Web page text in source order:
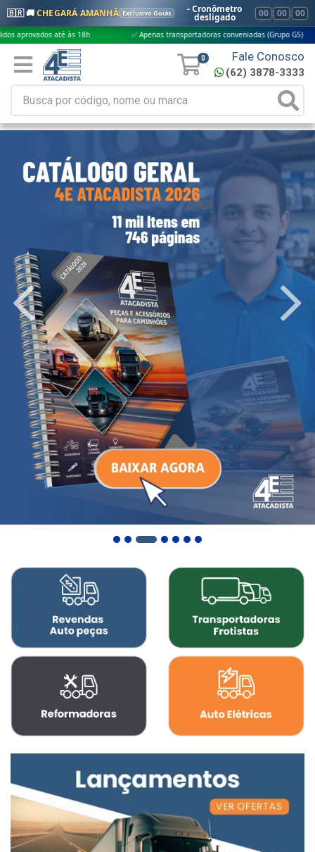
🇧🇷 🚚CHEGARÁ AMANHÃ Exclusivo Goiás - Cronômetro
desligado 00 : 00 : 00
às 18h ✅ Apenas transportadoras conveniadas (Grupo G5) 🎁
0 Fale Conosco
(62) 3878-3333